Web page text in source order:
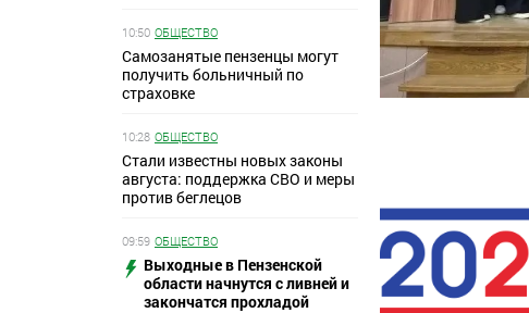
10:50 ОБЩЕСТВО
Самозанятые пензенцы могут
получить больничный по
страховке
10:28 ОБЩЕСТВО
Стали известны новых законы
августа: поддержка СВО и меры
против беглецов
09:59 ОБЩЕСТВО
Выходные в Пензенской
области начнутся с ливней и
закончатся прохладой